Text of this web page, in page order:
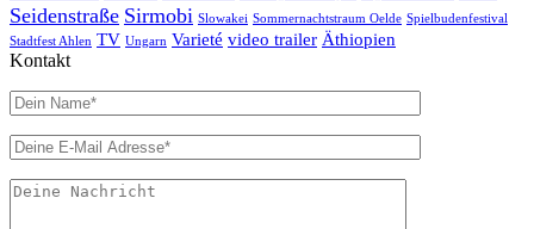
Seidenstraße Sirmobi Slowakei Sommernachtstraum Oelde Spielbudenfestival
Stadtfest Ahlen TV Ungarn Varieté video trailer Äthiopien
Kontakt